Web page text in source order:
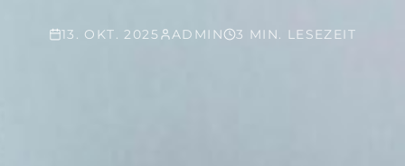
13. OKT. 2025 ADMIN 3 MIN. LESEZEIT